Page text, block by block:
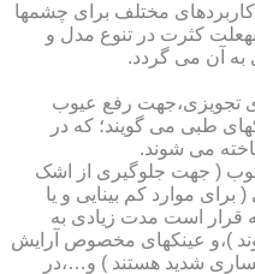
مختلف برای چشمها
کثرت در تنوع مدل و
به آن می گردد.
تجویزی،جهت رفع عیوب
طبی می گویند؛ که در
می شوند.
( جهت جلوگیری از اشک
موارد کم بینایی و یا
قرار است مدت زیادی به
)،و عینکهای مخصوص آرایش
شدید هستند ) و…،در